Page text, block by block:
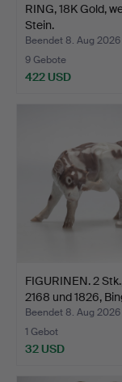
RING, 18K Gold,
Stein.
Beendet 8. Aug 2026
9 Gebote
422 USD
FIGURINEN. 2
2168 und 1826,
Beendet 8. Aug 2026
1 Gebot
32 USD